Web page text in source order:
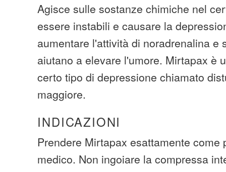
Agisce sulle sostanze chimiche nel
essere instabili e causare la
aumentare l'attività di noradrenalina e
aiutano a elevare l'umore. Mirtapax è
certo tipo di depressione chiamato
maggiore.
INDICAZIONI
Prendere Mirtapax esattamente come
medico. Non ingoiare la compressa